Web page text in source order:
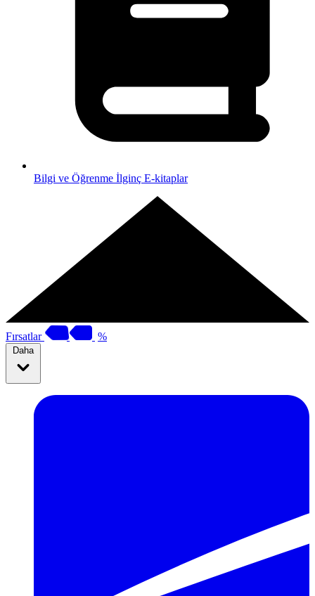
Bilgi ve Öğrenme İlginç E-kitaplar
Fırsatlar %
Daha